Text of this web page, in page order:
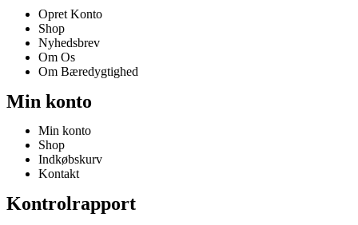
Opret Konto
Shop
Nyhedsbrev
Om Os
Om Bæredygtighed
Min konto
Min konto
Shop
Indkøbskurv
Kontakt
Kontrolrapport